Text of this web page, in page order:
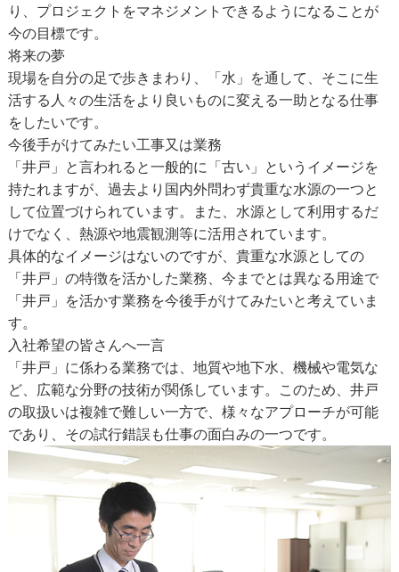
り、プロジェクトをマネジメントできるようになることが
今の目標です。
将来の夢
現場を自分の足で歩きまわり、「水」を通して、そこに生
活する人々の生活をより良いものに変える一助となる仕事
をしたいです。
今後手がけてみたい工事又は業務
「井戸」と言われると一般的に「古い」というイメージを
持たれますが、過去より国内外問わず貴重な水源の一つと
して位置づけられています。また、水源として利用するだ
けでなく、熱源や地震観測等に活用されています。
具体的なイメージはないのですが、貴重な水源としての
「井戸」の特徴を活かした業務、今までとは異なる用途で
「井戸」を活かす業務を今後手がけてみたいと考えていま
す。
入社希望の皆さんへ一言
「井戸」に係わる業務では、地質や地下水、機械や電気な
ど、広範な分野の技術が関係しています。このため、井戸
の取扱いは複雑で難しい一方で、様々なアプローチが可能
であり、その試行錯誤も仕事の面白みの一つです。